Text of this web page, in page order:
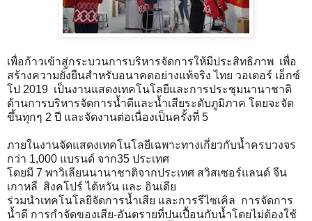
เพื่อก้าวเข้าสู่กระบวนการบริหารจัดการให้มีประสิทธิภาพ เพื่อ
สร้างความยั่งยืนสำหรับอนาคตอย่างแท้จริง ไทย วอเตอร์ เอ็กซ์
โป 2019 เป็นงานแสดงเทคโนโลยีและการประชุมนานาชาติ
ด้านการบริหารจัดการน้ำดีและน้ำเสียระดับภูมิภาค โดยจะจัด
ขึ้นทุกๆ 2 ปี และจัดงานต่อเนื่องเป็นครั้งที่ 5
ภายในงานจัดแสดงเทคโนโลยีเฉพาะทางเกี่ยวกับน้ำครบวงจร
กว่า 1,000 แบรนด์ จาก35 ประเทศ
โดยมี 7 พาวิเลียนนานาชาติจากประเทศ สวิสเซอร์แลนด์ จีน
เกาหลี สิงคโปร์ ไต้หวัน และ อินเดีย
ร่วมนำเทคโนโลยีจัดการน้ำเสีย และการรีไซเคิล การจัดการ
น้ำดี การกำจัดของเสีย-อันตรายที่ปนเปื้อนกับน้ำโดยไม่ต้องใช้